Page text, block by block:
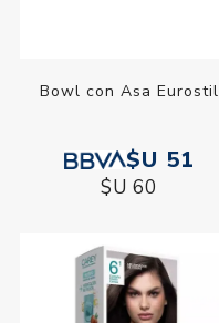
Bowl con Asa Eurostil
$U 51
$U 60